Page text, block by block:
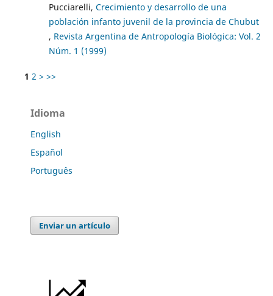
Pucciarelli, Crecimiento y desarrollo de una
población infanto juvenil de la provincia de Chubut
, Revista Argentina de Antropología Biológica: Vol. 2
Núm. 1 (1999)
1 2 > >>
Idioma
English
Español
Português
Enviar un artículo